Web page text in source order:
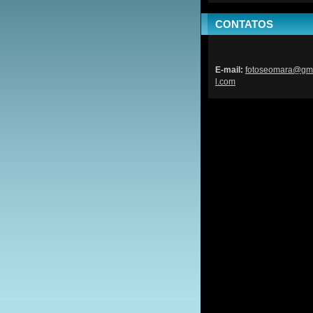
CONTATOS
E-mail: fotoseom
l.com